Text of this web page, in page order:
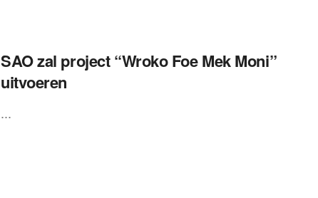
SAO zal project “Wroko Foe Mek Moni”
uitvoeren
...